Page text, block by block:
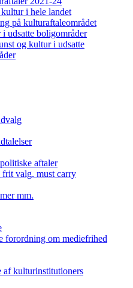
i hele landet
på kulturaftaleområdet
udsatte boligområder
og kultur i udsatte
aftaler
frit valg, must carry
mm.
forordning om mediefrihed
af kulturinstitutioners